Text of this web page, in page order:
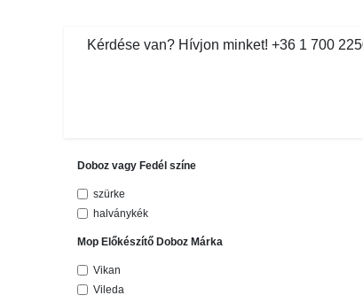
​Kérdése van? Hívjon minket! +36 1 700 2250
Doboz vagy Fedél színe
szürke
halványkék
Mop Előkészítő Doboz Márka
Vikan
Vileda